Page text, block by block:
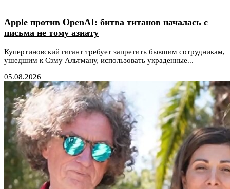
Apple против OpenAI: битва титанов началась с
письма не тому азиату
Купертиновский гигант требует запретить бывшим сотрудникам,
ушедшим к Сэму Альтману, использовать украденные...
05.08.2026